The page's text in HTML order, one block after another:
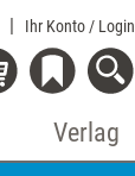
Ihr Konto / Login
Verlag